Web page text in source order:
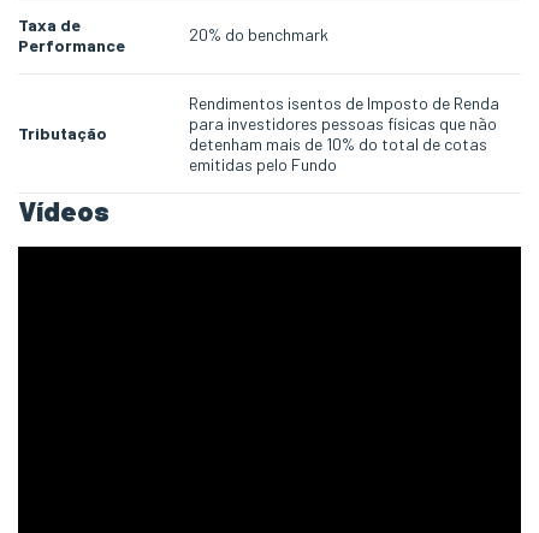
Taxa de
Performance
20% do benchmark
Tributação
Rendimentos isentos de Imposto de Renda
para investidores pessoas físicas que não
detenham mais de 10% do total de cotas
emitidas pelo Fundo
Vídeos